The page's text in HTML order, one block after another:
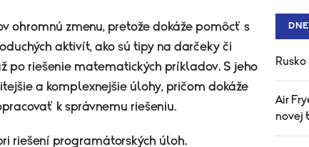
ohromnú zmenu, pretože dokáže pomôcť s
aktivít, ako sú tipy na darčeky či
po riešenie matematických príkladov. S jeho
a komplexnejšie úlohy, pričom dokáže
k správnemu riešeniu.
riešení programátorských úloh.
Air
novej